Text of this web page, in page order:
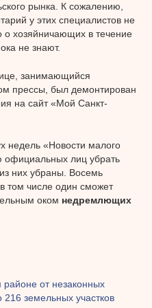
рынка. К сожалению,
у этих специалистов не
о хозяйничающих в течение
не знают.
занимающийся
прессы, был демонтирован
на сайт «Мой Санкт-
недель «Новости малого
лиц убрать
них убраны. Восемь
том числе один сможет
оком недремлющих
от незаконных
216 земельных участков